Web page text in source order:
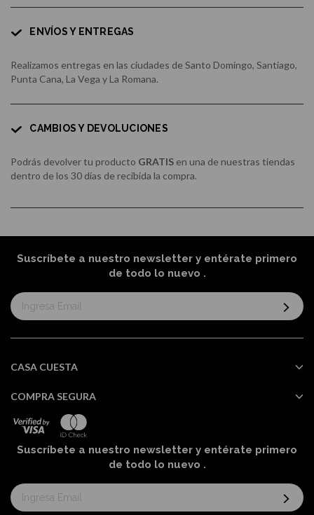
ENVÍOS Y ENTREGAS
Realizamos entregas en las ciudades de Santo Domingo, Santiago,
Punta Cana, La Vega y La Romana.
CAMBIOS Y DEVOLUCIONES
Podrás devolver tu producto GRATIS en una de nuestras tiendas
dentro de los 30 días de recibida la compra.
Suscríbete a nuestro newsletter y entérate primero
de todo lo nuevo .
Suscríbase
al
informativo:
CASA CUESTA
COMPRA SEGURA
Suscríbete a nuestro newsletter y entérate primero
de todo lo nuevo .
Suscríbase
al